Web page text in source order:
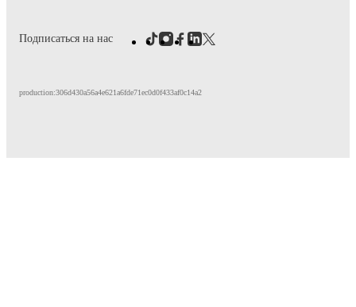
Подписаться на нас
production:306d430a56a4e621a6fde71ec0d0f433af0c14a2